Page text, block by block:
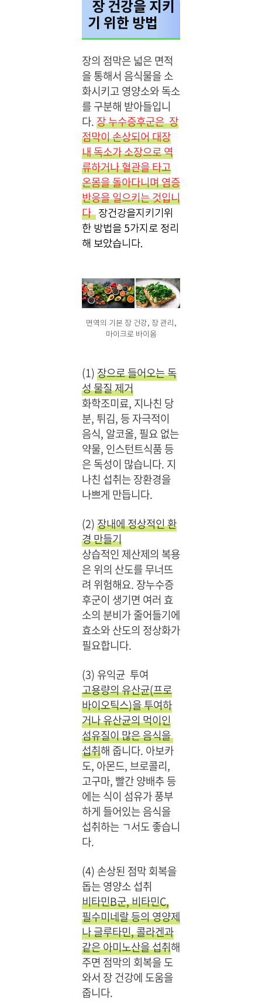
장 건강을 지키
기 위한 방법
장의 점막은 넓은 면적
을 통해서 음식물을 소
화시키고 영양소와 독소
를 구분해 받아들입니
다.장 누수증후군은 장
점막이 손상되어 대장
내 독소가 소장으로 역
류하거나 혈관을 타고
온몸을 돌아다니며 염증
반응을 일으키는 것입니
다 장건강을지키기위
한 방법을 5가지로 정리
해 보았습니다.
면역의 기본 장 건강, 장 관리,
마이크로 바이옴
(1)장으로 들어오는 독
성 물질 제거
화학조미료, 지나친 당
분, 튀김, 등 자극적이
음식, 알코올, 필요 없는
약물, 인스턴트식품 등
은 독성이 많습니다. 지
나친 섭취는 장환경을
나쁘게 만듭니다.
(2)장내에 정상적인 환
경 만들기
상습적인 제산제의 복용
은 위의 산도를 무너뜨
려 위험해요. 장누수증
후군이 생기면 여러 효
소의 분비가 줄어들기에
효소와 산도의 정상화가
필요합니다.
(3) 유익균 투여
고용량의 유산균(프로
바이오틱스)을 투여하
거나 유산균의 먹이인
섬유질이 많은 음식을
섭취해 줍니다. 아보카
도, 아몬드, 브로콜리,
고구마, 빨간 양배추 등
에는 식이 섬유가 풍부
하게 들어있는 음식을
섭취하는 ㄱ서도 좋습니
다.
(4) 손상된 점막 회복을
돕는 영양소 섭취
비타민B군, 비타민C,
필수미네랄 등의 영양제
나 글루타민, 콜라겐과
같은 아미노산을 섭취해
주면 점막의 회복을 도
와서 장 건강에 도움을
줍니다.